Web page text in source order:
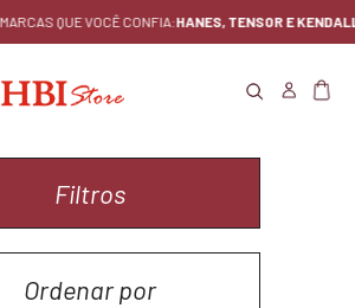
QUE VOCÊ CONFIA:HANES, TENSOR E KENDALL.
Filtros
Ordenar por